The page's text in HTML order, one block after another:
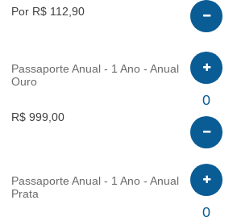
Por R$ 112,90
Passaporte Anual - 1 Ano - Anual
Ouro
R$ 999,00
0
Passaporte Anual - 1 Ano - Anual
Prata
0